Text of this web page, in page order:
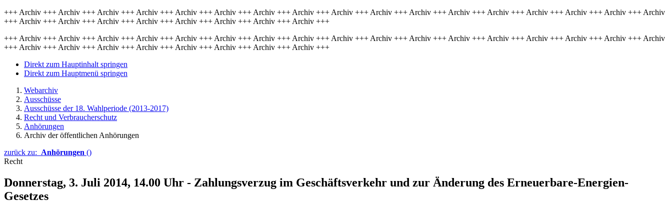
+++ Archiv +++ Archiv +++ Archiv +++ Archiv +++ Archiv +++ Archiv +++ Archiv +++ Archiv +++ Archiv +++ Archiv +++ Archiv +++ Archiv +++ Archiv +++ Archiv +++ Archiv +++ Archiv +++ Archiv
+++ Archiv +++ Archiv +++ Archiv +++ Archiv +++ Archiv +++ Archiv +++ Archiv +++ Archiv +++
+++ Archiv +++ Archiv +++ Archiv +++ Archiv +++ Archiv +++ Archiv +++ Archiv +++ Archiv +++ Archiv +++ Archiv +++ Archiv +++ Archiv +++ Archiv +++ Archiv +++ Archiv +++ Archiv +++ Archiv
+++ Archiv +++ Archiv +++ Archiv +++ Archiv +++ Archiv +++ Archiv +++ Archiv +++ Archiv +++
Direkt zum Hauptinhalt springen
Direkt zum Hauptmenü springen
Webarchiv
Ausschüsse
Ausschüsse der 18. Wahlperiode (2013-2017)
Recht und Verbraucherschutz
Anhörungen
Archiv der öffentlichen Anhörungen
zurück zu: Anhörungen ()
Recht
Donnerstag, 3. Juli 2014, 14.00 Uhr - Zahlungsverzug im Geschäftsverkehr und zur Änderung des Erneuerbare-Energien-
Gesetzes